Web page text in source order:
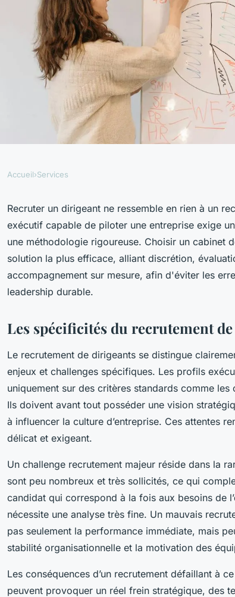
de dirigeants :
de search
Accueil›Services
Recruter un dirigeant ne ressemble en rien à un
exécutif capable de piloter une entreprise exige
une méthodologie rigoureuse. Choisir un cabinet
solution la plus efficace, alliant discrétion,
accompagnement sur mesure, afin d'éviter les
leadership durable.
Les spécificités du recrutement
Le recrutement de dirigeants se distingue
enjeux et challenges spécifiques. Les profils
uniquement sur des critères standards comme les
Ils doivent avant tout posséder une vision
à influencer la culture d’entreprise. Ces attentes
délicat et exigeant.
Un challenge recrutement majeur réside dans la
sont peu nombreux et très sollicités, ce qui
candidat qui correspond à la fois aux besoins de
nécessite une analyse très fine. Un mauvais
pas seulement la performance immédiate, mais
stabilité organisationnelle et la motivation des
Les conséquences d’un recrutement défaillant à
peuvent provoquer un réel frein stratégique, des